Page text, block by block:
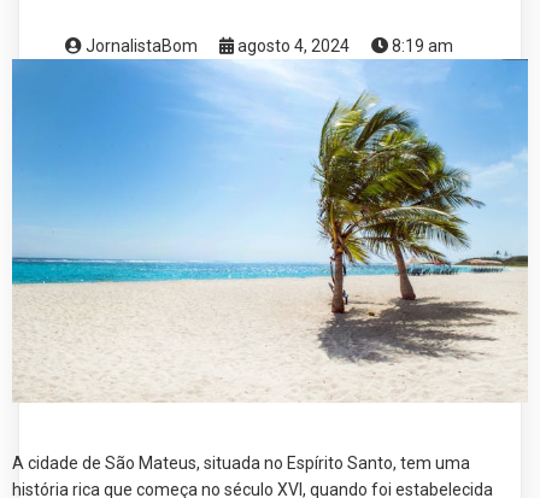
JornalistaBom agosto 4, 2024 8:19 am
A cidade de São Mateus, situada no Espírito Santo, tem uma
história rica que começa no século XVI, quando foi estabelecida